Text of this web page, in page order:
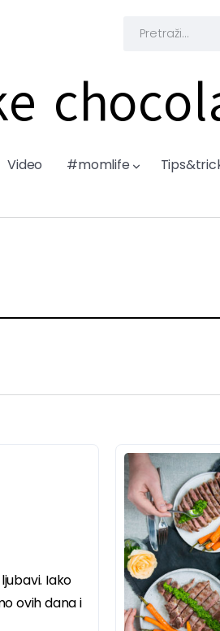
Video #momlife
Iako
ovih dana i